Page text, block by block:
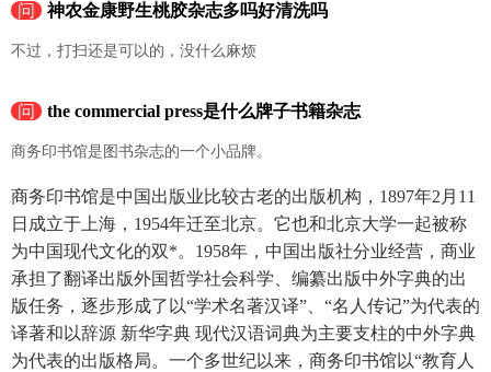
问 神农金康野生桃胶杂志多吗好清洗吗
不过，打扫还是可以的，没什么麻烦
问 the commercial press是什么牌子书籍杂志
商务印书馆是图书杂志的一个小品牌。
商务印书馆是中国出版业比较古老的出版机构，1897年2月11
日成立于上海，1954年迁至北京。它也和北京大学一起被称
为中国现代文化的双*。1958年，中国出版社分业经营，商业
承担了翻译出版外国哲学社会科学、编纂出版中外字典的出
版任务，逐步形成了以“学术名著汉译”、“名人传记”为代表的
译著和以辞源 新华字典 现代汉语词典为主要支柱的中外字典
为代表的出版格局。一个多世纪以来，商务印书馆以“教育人